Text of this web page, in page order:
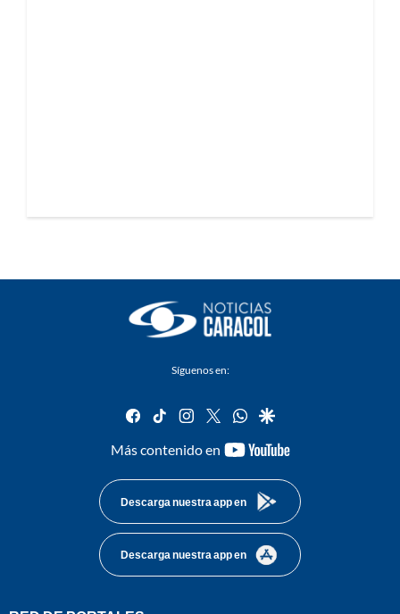
Síguenos en:
facebook
tiktok instagram
twitterwhatsapp
google
Más contenido en
youtube-
Descarga nuestra app en
Descarga nuestra app en